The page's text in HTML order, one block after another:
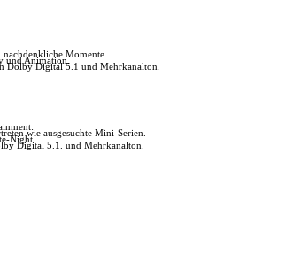
Momente.
und Animation.
Dolby Digital 5.1 und Mehrkanalton.
wie ausgesuchte Mini-Serien.
Night.
Digital 5.1. und Mehrkanalton.